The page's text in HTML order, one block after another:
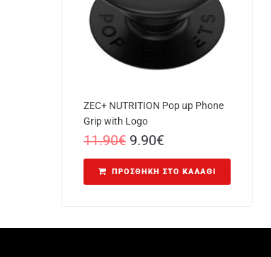
ZEC+ NUTRITION Pop up Phone
Grip with Logo
11.90€ 9.90€
ΠΡΟΣΘΉΚΗ ΣΤΟ ΚΑΛΆΘΙ